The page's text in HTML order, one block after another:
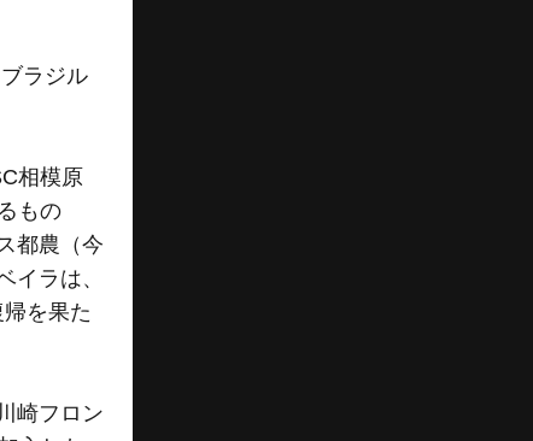
ラジル
相模原
もの
都農（今
イラは、
を果た
崎フロン